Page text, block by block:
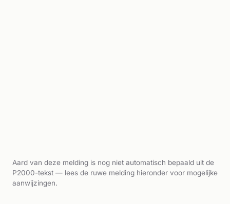
Aard van deze melding is nog niet automatisch bepaald uit de
P2000-tekst — lees de ruwe melding hieronder voor mogelijke
aanwijzingen.